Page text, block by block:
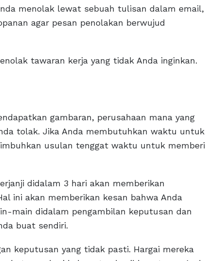
menolak lewat sebuah tulisan dalam email,
agar pesan penolakan berwujud
tawaran kerja yang tidak Anda inginkan.
gambaran, perusahaan mana yang
tolak. Jika Anda membutuhkan waktu untuk
usulan tenggat waktu untuk memberi
didalam 3 hari akan memberikan
ini akan memberikan kesan bahwa Anda
main didalam pengambilan keputusan dan
buat sendiri.
keputusan yang tidak pasti. Hargai mereka